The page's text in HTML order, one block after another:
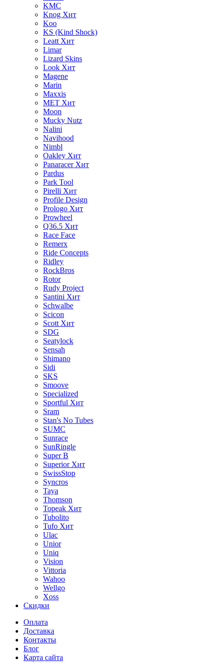
KMC
Knog Хит
Koo
KS (Kind Shock)
Leatt Хит
Limar
Lizard Skins
Look Хит
Magene
Marin
Maxxis
MET Хит
Moon
Mucky Nutz
Nalini
Navihood
Nimbl
Oakley Хит
Panaracer Хит
Pardus
Park Tool
Pirelli Хит
Profile Design
Prologo Хит
Prowheel
Q36.5 Хит
Race Face
Remerx
Ride Concepts
Ridley
RockBros
Rotor
Rudy Project
Santini Хит
Schwalbe
Scicon
Scott Хит
SDG
Seatylock
Sensah
Shimano
Sidi
SKS
Smoove
Specialized
Sportful Хит
Sram
Stan's No Tubes
SUMC
Sunrace
SunRingle
Super B
Superior Хит
SwissStop
Syncros
Taya
Thomson
Topeak Хит
Tubolito
Tufo Хит
Ulac
Unior
Uniq
Vision
Vittoria
Wahoo
Wellgo
Xoss
Скидки
Оплата
Доставка
Контакты
Блог
Карта сайта